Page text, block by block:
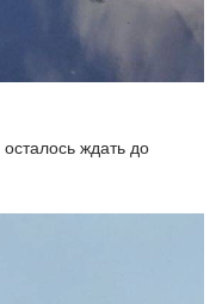
ждать до